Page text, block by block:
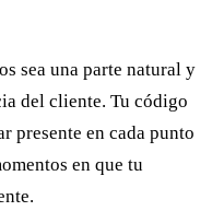
sea una parte natural y
del cliente. Tu código
presente en cada punto
en que tu